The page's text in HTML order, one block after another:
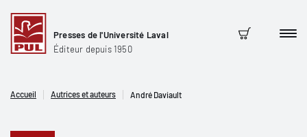
Presses de l'Université Laval
Éditeur depuis 1950
Panier
Accueil Autrices et auteurs André Daviault